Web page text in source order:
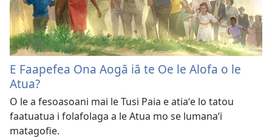
E Faapefea Ona Aogā iā te Oe le Alofa o le
Atua?
O le a fesoasoani mai le Tusi Paia e atiaʻe lo tatou
faatuatua i folafolaga a le Atua mo se lumanaʻi
matagofie.